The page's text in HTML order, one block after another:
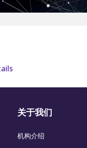
关于我们
机构介绍